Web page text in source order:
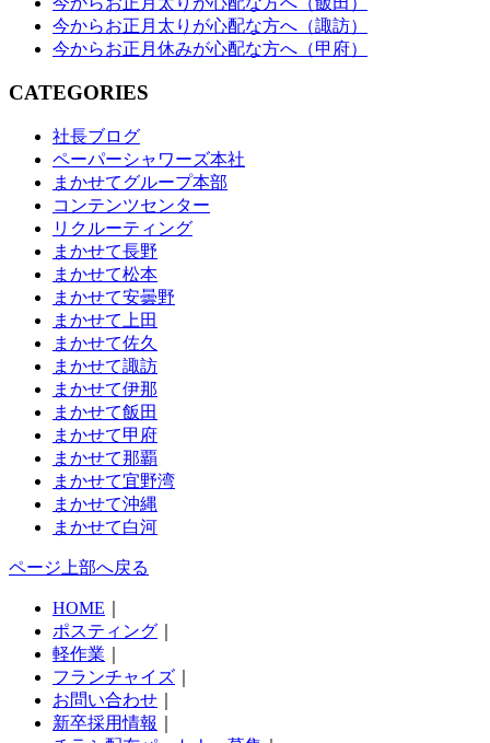
今からお正月太りが心配な方へ（諏訪）
今からお正月休みが心配な方へ（甲府）
CATEGORIES
社長ブログ
ペーパーシャワーズ本社
まかせてグループ本部
コンテンツセンター
リクルーティング
まかせて長野
まかせて松本
まかせて安曇野
まかせて上田
まかせて佐久
まかせて諏訪
まかせて伊那
まかせて飯田
まかせて甲府
まかせて那覇
まかせて宜野湾
まかせて沖縄
まかせて白河
ページ上部へ戻る
HOME
ポスティング
軽作業
フランチャイズ
お問い合わせ
新卒採用情報